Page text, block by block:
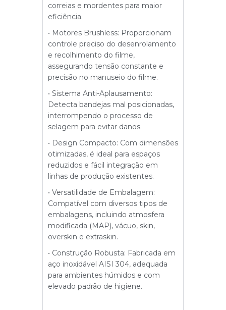
correias e mordentes para maior
eficiência.
• Motores Brushless: Proporcionam
controle preciso do desenrolamento
e recolhimento do filme,
assegurando tensão constante e
precisão no manuseio do filme.
• Sistema Anti-Aplausamento:
Detecta bandejas mal posicionadas,
interrompendo o processo de
selagem para evitar danos.
• Design Compacto: Com dimensões
otimizadas, é ideal para espaços
reduzidos e fácil integração em
linhas de produção existentes.
• Versatilidade de Embalagem:
Compatível com diversos tipos de
embalagens, incluindo atmosfera
modificada (MAP), vácuo, skin,
overskin e extraskin.
• Construção Robusta: Fabricada em
aço inoxidável AISI 304, adequada
para ambientes húmidos e com
elevado padrão de higiene.